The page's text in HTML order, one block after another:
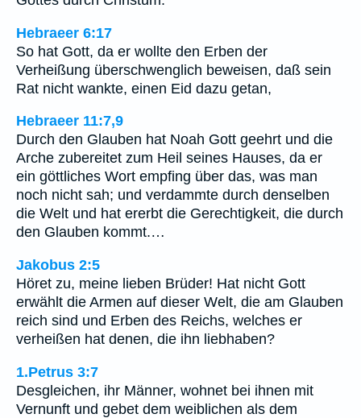
Hebraeer 6:17
So hat Gott, da er wollte den Erben der
Verheißung überschwenglich beweisen, daß sein
Rat nicht wankte, einen Eid dazu getan,
Hebraeer 11:7,9
Durch den Glauben hat Noah Gott geehrt und die
Arche zubereitet zum Heil seines Hauses, da er
ein göttliches Wort empfing über das, was man
noch nicht sah; und verdammte durch denselben
die Welt und hat ererbt die Gerechtigkeit, die durch
den Glauben kommt.…
Jakobus 2:5
Höret zu, meine lieben Brüder! Hat nicht Gott
erwählt die Armen auf dieser Welt, die am Glauben
reich sind und Erben des Reichs, welches er
verheißen hat denen, die ihn liebhaben?
1.Petrus 3:7
Desgleichen, ihr Männer, wohnet bei ihnen mit
Vernunft und gebet dem weiblichen als dem